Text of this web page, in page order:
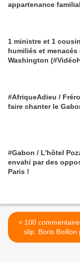
appartenance
1 ministre et 1
humiliés et
Washington
#AfriqueAdieu /
faire chanter le
#Gabon / L'hôtel
envahi par des
Paris !
< 100 commentaires - En
slip, Boris Boillon
beaucoup à Marine